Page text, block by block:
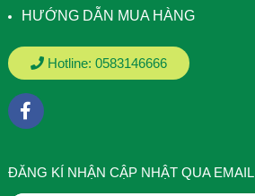
HƯỚNG DẪN MUA HÀNG
Hotline: 0583146666
ÐĂNG KÍ NHẬN CẬP NHẬT QUA EMAIL